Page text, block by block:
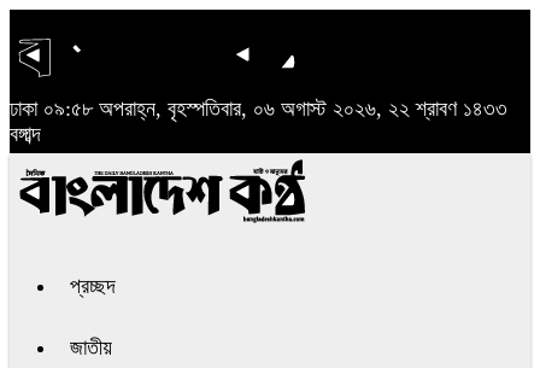
ঢাকা ০৯:৫৮ অপরাহ্ন, বৃহস্পতিবার, ০৬ অগাস্ট ২০২৬, ২২ শ্রাবণ ১৪৩৩
বঙ্গাব্দ
প্রচ্ছদ
জাতীয়